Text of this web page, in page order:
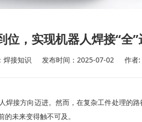
位，实现机器人焊接“全”
焊接知识 发布时间：2025-07-02 作者
焊接方向迈进。然而，在复杂工件处理的
未来变得触不可及。